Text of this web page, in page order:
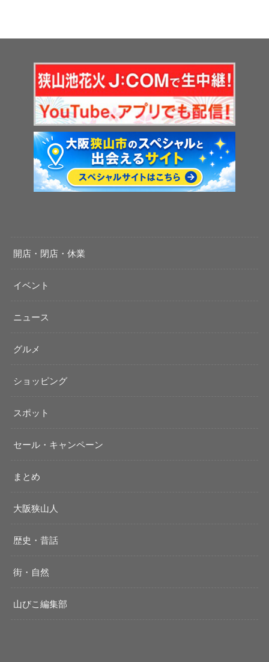
開店・閉店・休業
イベント
ニュース
グルメ
ショッピング
スポット
セール・キャンペーン
まとめ
大阪狭山人
歴史・昔話
街・自然
山びこ編集部